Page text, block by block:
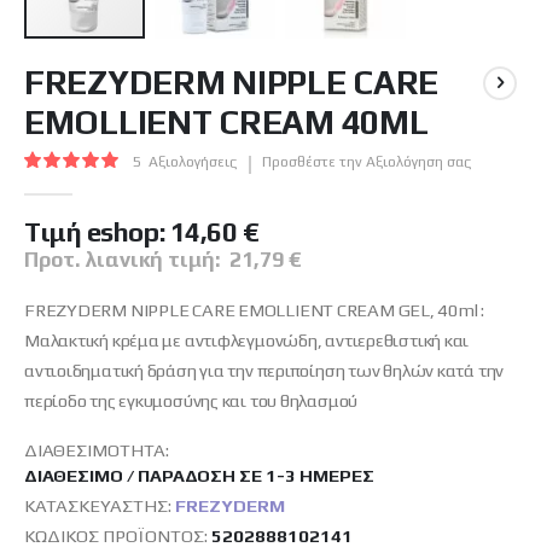
στην
της
συλλογής
FREZYDERM NIPPLE CARE
EMOLLIENT CREAM 40ML
Βαθμολογία:
5 Αξιολογήσεις Προσθέστε την Αξιολόγηση σας
Tιμή eshop: 14,60 €
Προτ. λιανική τιμή: 21,79 €
FREZYDERM NIPPLE CARE EMOLLIENT CREAM GEL, 40ml :
Μαλακτική κρέμα με αντιφλεγμονώδη, αντιερεθιστική και
αντιοιδηματική δράση για την περιποίηση των θηλών κατά την
περίοδο της εγκυμοσύνης και του θηλασμού
ΔΙΑΘΕΣΙΜΌΤΗΤΑ:
ΔΙΑΘΈΣΙΜΟ / ΠΑΡΆΔΟΣΗ ΣΕ 1-3 ΗΜΈΡΕΣ
ΚΑΤΑΣΚΕΥΑΣΤΉΣ: FREZYDERM
ΚΩΔΙΚΌΣ ΠΡΟΪΌΝΤΟΣ 5202888102141